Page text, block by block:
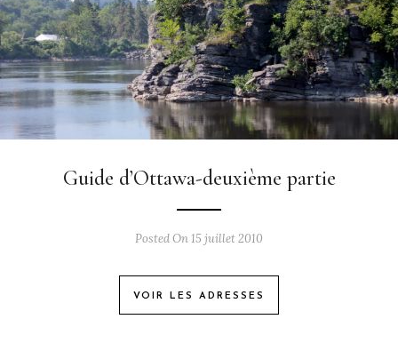
Guide d’Ottawa-deuxième partie
Posted On 15 juillet 2010
VOIR LES ADRESSES